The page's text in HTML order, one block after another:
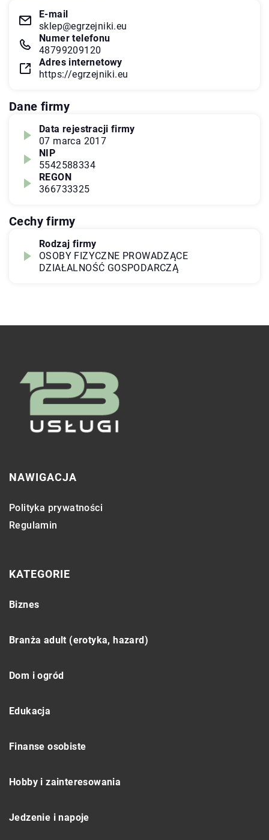
E-mail
sklep@egrzejniki.eu
Numer telefonu
48799209120
Adres internetowy
https://egrzejniki.eu
Dane firmy
Data rejestracji firmy
07 marca 2017
NIP
5542588334
REGON
366733325
Cechy firmy
Rodzaj firmy
OSOBY FIZYCZNE PROWADZĄCE
DZIAŁALNOŚĆ GOSPODARCZĄ
NAWIGACJA
Polityka prywatności
Regulamin
KATEGORIE
Biznes
Branża adult (erotyka, hazard)
Dom i ogród
Edukacja
Finanse osobiste
Hobby i zainteresowania
Jedzenie i napoje